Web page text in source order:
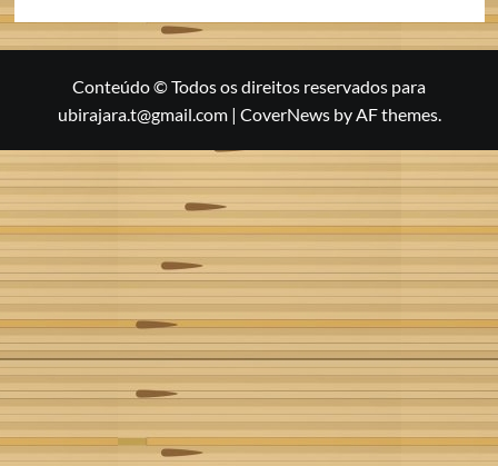
Conteúdo © Todos os direitos reservados para
ubirajara.t@gmail.com | CoverNewsby AF themes.